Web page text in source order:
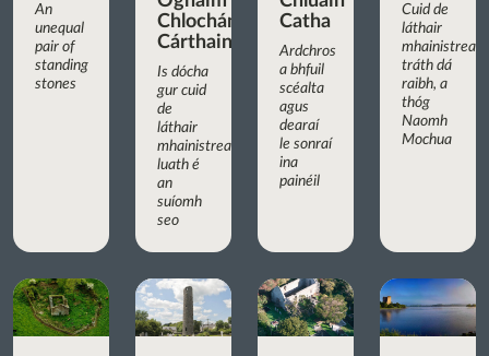
An
unequal
pair of
standing
stones
Chlochán
Cárthainn
Is dócha
gur cuid
de
láthair
mhainistreach
luath é
an
suíomh
seo
Catha
Ardchros
a bhfuil
scéalta
agus
dearaí
le sonraí
ina
painéil
Cuid de
láthair
mhainistreach
tráth dá
raibh, a
thóg
Naomh
Mochua